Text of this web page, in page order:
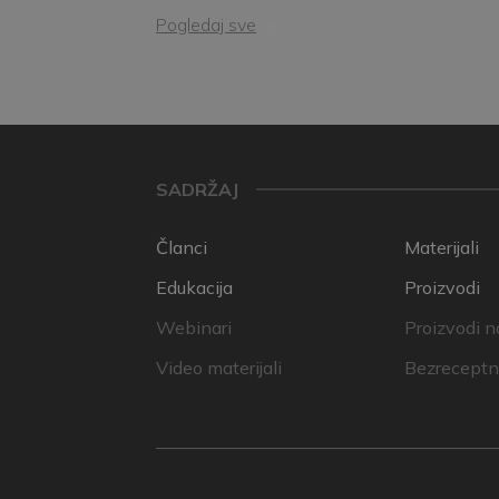
Pogledaj sve
SADRŽAJ
Članci
Edukacija
Webinari
Video materijali
Materijali
Proizvodi
Proizvodi